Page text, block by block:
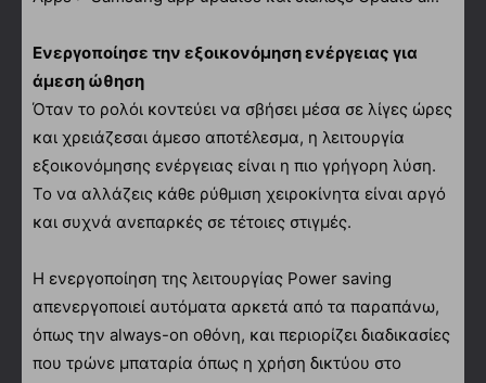
Ενεργοποίησε την εξοικονόμηση ενέργειας για
άμεση ώθηση
Όταν το ρολόι κοντεύει να σβήσει μέσα σε λίγες ώρες
και χρειάζεσαι άμεσο αποτέλεσμα, η λειτουργία
εξοικονόμησης ενέργειας είναι η πιο γρήγορη λύση.
Το να αλλάζεις κάθε ρύθμιση χειροκίνητα είναι αργό
και συχνά ανεπαρκές σε τέτοιες στιγμές.
Η ενεργοποίηση της λειτουργίας Power saving
απενεργοποιεί αυτόματα αρκετά από τα παραπάνω,
όπως την always-on οθόνη, και περιορίζει διαδικασίες
που τρώνε μπαταρία όπως η χρήση δικτύου στο